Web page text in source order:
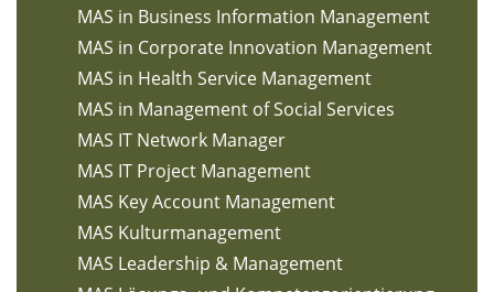
MAS in Business Information Management
MAS in Corporate Innovation Management
MAS in Health Service Management
MAS in Management of Social Services
MAS IT Network Manager
MAS IT Project Management
MAS Key Account Management
MAS Kulturmanagement
MAS Leadership & Management